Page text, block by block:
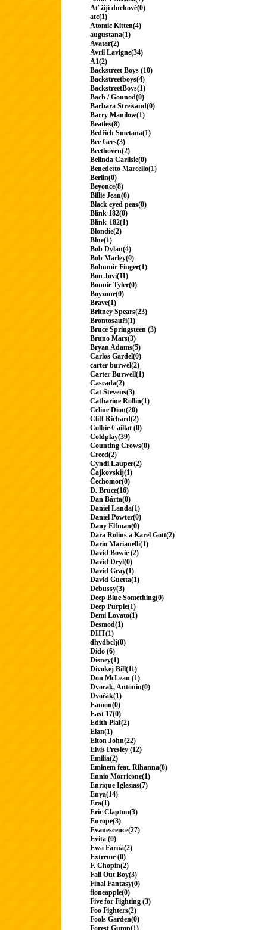
Ať žijí duchové(0)
atc(1)
Atomic Kitten(4)
augustana(1)
Avatar(2)
Avril Lavigne(34)
A1(2)
Backstreet Boys (10)
Backstreetboys(4)
BackstreetBoys(1)
Bach / Gounod(0)
Barbara Streisand(0)
Barry Manilow(1)
Beatles(8)
Bedřich Smetana(1)
Bee Gees(3)
Beethoven(2)
Belinda Carlisle(0)
Benedetto Marcello(1)
Berlin(0)
Beyonce(8)
Billie Jean(0)
Black eyed peas(0)
Blink 182(0)
Blink-182(1)
Blondie(2)
Blue(1)
Bob Dylan(4)
Bob Marley(0)
Bohumir Finger(1)
Bon Jovi(11)
Bonnie Tyler(0)
Boyzone(0)
Brave(1)
Britney Spears(23)
Brontosauři(1)
Bruce Springsteen (3)
Bruno Mars(3)
Bryan Adams(5)
Carlos Gardel(0)
carter burwel(2)
Carter Burwell(1)
Cascada(2)
Cat Stevens(3)
Catharine Rollin(1)
Celine Dion(20)
Cliff Richard(2)
Colbie Caillat (0)
Coldplay(39)
Counting Crows(0)
Creed(2)
Cyndi Lauper(2)
Čajkovskij(1)
Čechomor(0)
D. Bruce(16)
Dan Bárta(0)
Daniel Landa(1)
Daniel Powter(0)
Dany Elfman(0)
Dara Rolins a Karel Gott(2)
Dario Marianelli(1)
David Bowie (2)
David Deyl(0)
David Gray(1)
David Guetta(1)
Debussy(3)
Deep Blue Something(0)
Deep Purple(1)
Demi Lovato(1)
Desmod(1)
DHT(1)
dhydbclj(0)
Dido (6)
Disney(1)
Divokej Bill(11)
Don McLean (1)
Dvorak, Antonin(0)
Dvořák(1)
Eamon(0)
East 17(0)
Edith Piaf(2)
Elan(1)
Elton John(22)
Elvis Presley (12)
Emilia(2)
Eminem feat. Rihanna(0)
Ennio Morricone(1)
Enrique Iglesias(7)
Enya(14)
Era(1)
Eric Clapton(3)
Europe(3)
Evanescence(27)
Evita (0)
Ewa Farná(2)
Extreme (0)
F. Chopin(2)
Fall Out Boy(3)
Final Fantasy(0)
fioneapple(0)
Five for Fighting (3)
Foo Fighters(2)
Fools Garden(0)
Forest Gump(1)